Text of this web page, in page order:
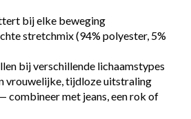
bij elke beweging
stretchmix (94% polyester, 5%
bij verschillende lichaamstypes
vrouwelijke, tijdloze uitstraling
combineer met jeans, een rok of